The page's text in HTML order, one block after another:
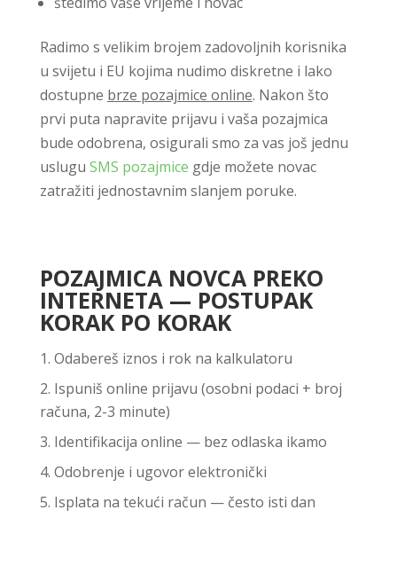
Radimo s velikim brojem zadovoljnih korisnika
u svijetu i EU kojima nudimo diskretne i lako
dostupne brze pozajmice online. Nakon što
prvi puta napravite prijavu i vaša pozajmica
bude odobrena, osigurali smo za vas još jednu
uslugu SMS pozajmice gdje možete novac
zatražiti jednostavnim slanjem poruke.
POZAJMICA NOVCA PREKO
INTERNETA — POSTUPAK
KORAK PO KORAK
Odabereš iznos i rok na kalkulatoru
Ispuniš online prijavu (osobni podaci + broj
računa, 2-3 minute)
Identifikacija online — bez odlaska ikamo
Odobrenje i ugovor elektronički
Isplata na tekući račun — često isti dan